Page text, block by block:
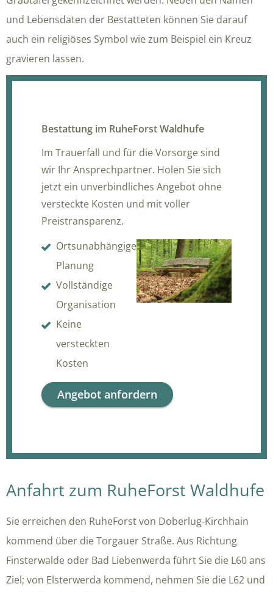
und Lebensdaten der Bestatteten können Sie darauf
auch ein religiöses Symbol wie zum Beispiel ein Kreuz
gravieren lassen.
Bestattung im RuheForst Waldhufe
Im Trauerfall und für die Vorsorge sind
wir Ihr Ansprechpartner. Holen Sie sich
jetzt ein unverbindliches Angebot ohne
versteckte Kosten und mit voller
Preistransparenz.
Ortsunabhängige
Planung
Vollständige
Organisation
Keine
versteckten
Kosten
Angebot anfordern
Anfahrt zum RuheForst Waldhufe
Sie erreichen den RuheForst von Doberlug-Kirchhain
kommend über die Torgauer Straße. Aus Richtung
Finsterwalde oder Bad Liebenwerda führt Sie die L60 ans
Ziel; von Elsterwerda kommend, nehmen Sie die L62 und